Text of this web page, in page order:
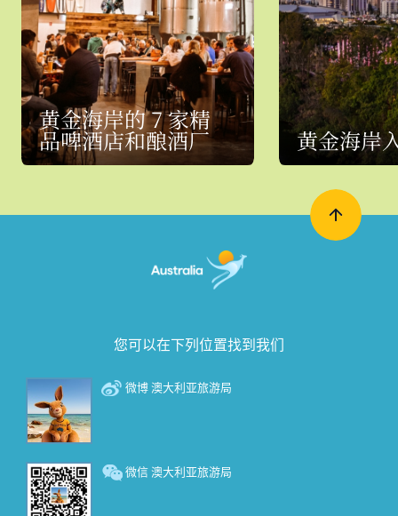
黄金海岸的 7 家精
品啤酒店和酿酒厂 黄金海岸
您可以在下列位置找到我们
微博 澳大利亚旅游局
微信 澳大利亚旅游局